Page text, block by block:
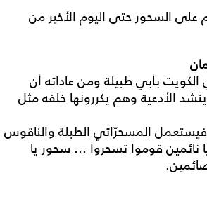
على السحور حتى اليوم الأخير من
بأبي طبيلة ومن عاداته أن
الأدعية وهم يكررونها خلفه مثل
المسحرّاتي الطبلة والناقوس
نائمين قوموا تسحروا ... سحور يا